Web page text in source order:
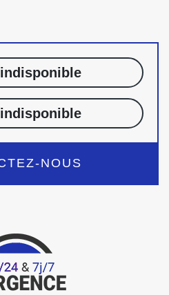
indisponible
indisponible
NOUS